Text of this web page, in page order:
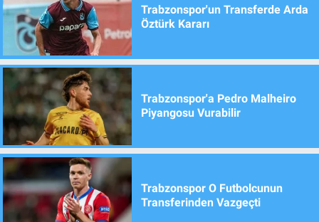
Trabzonspor'un Transferde Arda
Öztürk Kararı
Trabzonspor'a Pedro Malheiro
Piyangosu Vurabilir
Trabzonspor O Futbolcunun
Transferinden Vazgeçti